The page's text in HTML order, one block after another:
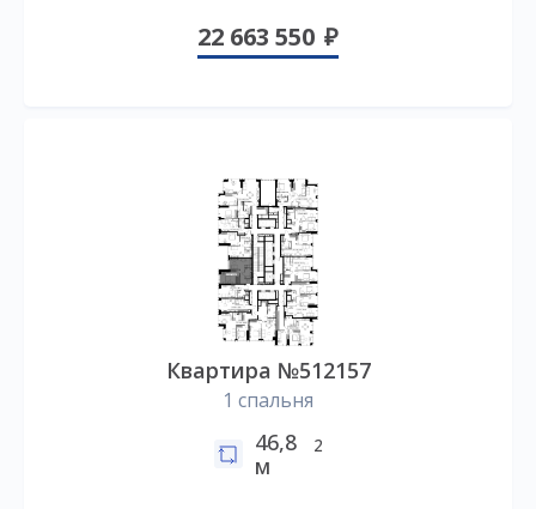
22 663 550
Квартира №512157
1 спальня
46,8
м
2